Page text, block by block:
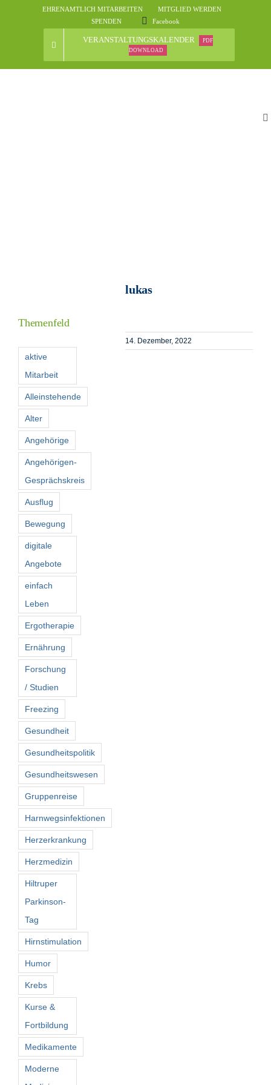
EHRENAMTLICH MITARBEITEN
MITGLIED WERDEN
SPENDEN
Facebook
VERANSTALTUNGSKALENDER
PDF
DOWNLOAD
lukas
14. Dezember, 2022
Themenfeld
aktive
Mitarbeit
Alleinstehende
Alter
Angehörige
Angehörigen-
Gesprächskreis
Ausflug
Bewegung
digitale
Angebote
einfach
Leben
Ergotherapie
Ernährung
Forschung
/ Studien
Freezing
Gesundheit
Gesundheitspolitik
Gesundheitswesen
Gruppenreise
Harnwegsinfektionen
Herzerkrankung
Herzmedizin
Hiltruper
Parkinson-
Tag
Hirnstimulation
Humor
Krebs
Kurse &
Fortbildung
Medikamente
Moderne